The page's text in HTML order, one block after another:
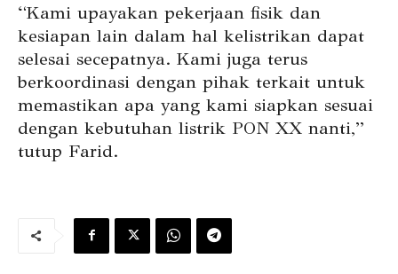
“Kami upayakan pekerjaan fisik dan
kesiapan lain dalam hal kelistrikan dapat
selesai secepatnya. Kami juga terus
berkoordinasi dengan pihak terkait untuk
memastikan apa yang kami siapkan sesuai
dengan kebutuhan listrik PON XX nanti,”
tutup Farid.